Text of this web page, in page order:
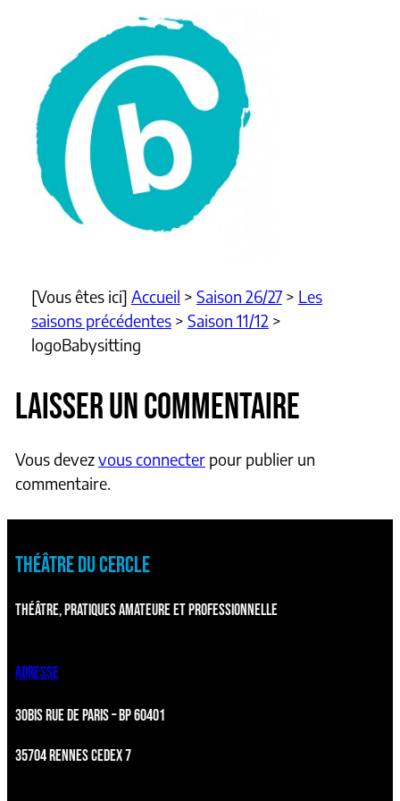
[Vous êtes ici] Accueil > Saison 26/27> Les
saisons précédentes> Saison 11/12 >
logoBabysitting
LAISSER UN COMMENTAIRE
Vous devezvous connecterpour publier un
commentaire.
THÉÂTRE DU CERCLE
THÉÂTRE, PRATIQUES AMATEURE ET PROFESSIONNELLE
ADRESSE
30BIS RUE DE PARIS – BP 60401
35704 RENNES CEDEX 7